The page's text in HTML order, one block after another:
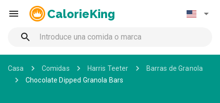
CalorieKing
Casa Comidas Harris Teeter
Barras de Granola
Chocolate Dipped Granola Bars